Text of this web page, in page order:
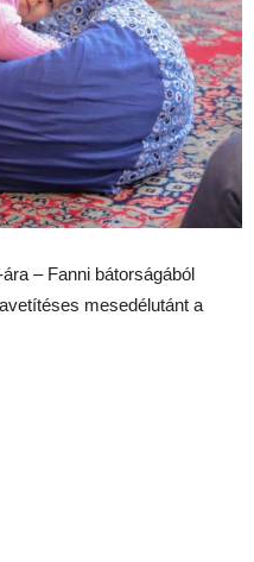
– Fanni bátorságából
mesedélutánt a